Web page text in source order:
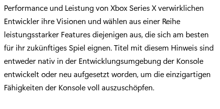
Performance und Leistung von Xbox Series X verwirklichen
Entwickler ihre Visionen und wählen aus einer Reihe
leistungsstarker Features diejenigen aus, die sich am besten
für ihr zukünftiges Spiel eignen. Titel mit diesem Hinweis sind
entweder nativ in der Entwicklungsumgebung der Konsole
entwickelt oder neu aufgesetzt worden, um die einzigartigen
Fähigkeiten der Konsole voll auszuschöpfen.